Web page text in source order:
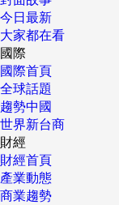
今日最新
大家都在看
國際
國際首頁
全球話題
趨勢中國
世界新台商
財經
財經首頁
產業動態
商業趨勢